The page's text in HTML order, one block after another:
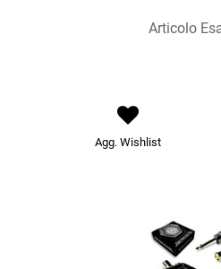
Articolo
Agg. Wishlist